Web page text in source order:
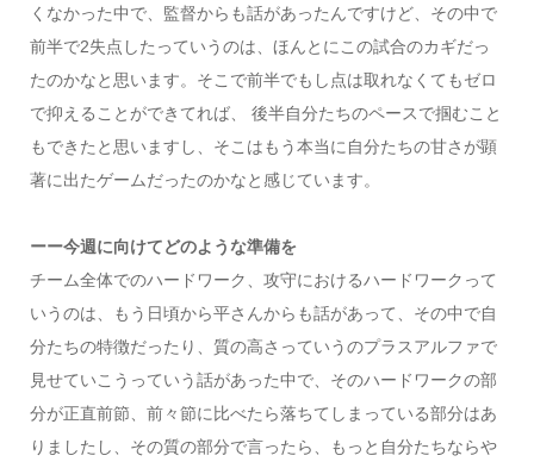
くなかった中で、監督からも話があったんですけど、その中で
前半で2失点したっていうのは、ほんとにこの試合のカギだっ
たのかなと思います。そこで前半でもし点は取れなくてもゼロ
で抑えることができてれば、 後半自分たちのペースで掴むこと
もできたと思いますし、そこはもう本当に自分たちの甘さが顕
著に出たゲームだったのかなと感じています。
ーー今週に向けてどのような準備を
チーム全体でのハードワーク、攻守におけるハードワークって
いうのは、もう日頃から平さんからも話があって、その中で自
分たちの特徴だったり、質の高さっていうのプラスアルファで
見せていこうっていう話があった中で、そのハードワークの部
分が正直前節、前々節に比べたら落ちてしまっている部分はあ
りましたし、その質の部分で言ったら、もっと自分たちならや